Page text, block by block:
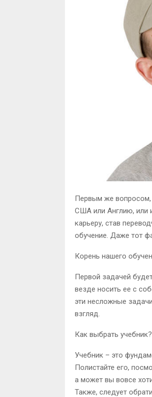
Первым же вопросом,
США или Англию, или
карьеру, став
обучение. Даже тот
Корень нашего
Первой задачей
везде носить ее с
эти несложные
взгляд.
Как выбрать учебник?
Учебник – это
Полистайте его,
а может вы вовсе
Также, следует